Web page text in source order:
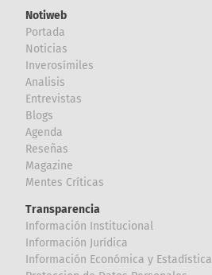
Notiweb
Portada
Noticias
Inverosímiles
Analisis
Entrevistas
Blogs
Agenda
Reseñas
Magazine
Mentes Críticas
Transparencia
Información Institucional
Información Jurídica
Información Económica y Estadística